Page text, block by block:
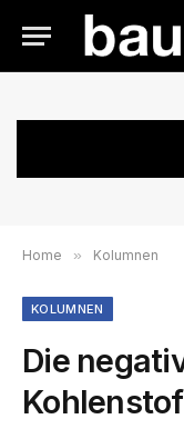
Home » Kolumnen
KOLUMNEN
Die